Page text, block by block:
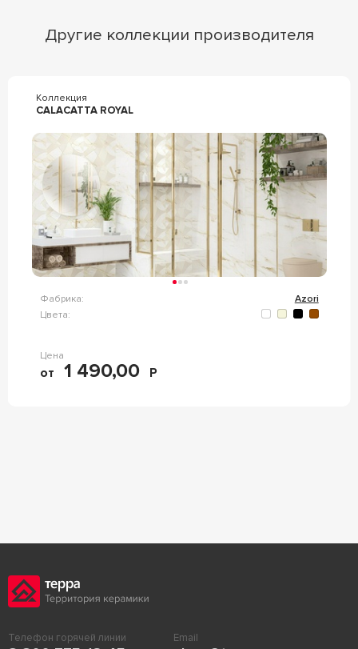
Другие коллекции производителя
Коллекция
CALACATTA ROYAL
Фабрика:
Azori
Цвета:
Цена
от 1 490,00 Р
Телефон горячей линии Email